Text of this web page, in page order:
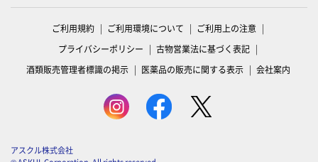
ご利用規約 ご利用環境について
ご利用上の注意
プライバシーポリシー
古物営業法に基づく表記
酒類販売管理者標識の掲示
医薬品の販売に関する表示 会社案内
アスクル株式会社